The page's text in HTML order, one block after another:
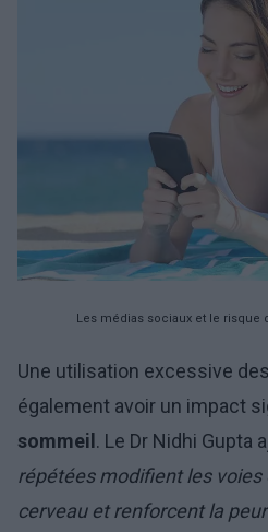
Les médias sociaux et le risque
Une utilisation excessive
également avoir un impact
sommeil . Le Dr Nidhi Gupta
répétées modifient les
cerveau et renforcent la